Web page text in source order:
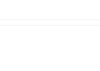
duyuru, mini reklam